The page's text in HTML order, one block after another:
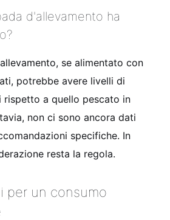
d'allevamento ha
se alimentato con
potrebbe avere livelli di
rispetto a quello pescato in
non ci sono ancora dati
specifiche. In
resta la regola.
per un consumo